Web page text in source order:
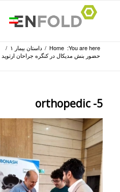
You are here:
Home
/ داستان بیمار ۱
/
حضور بنش مدیکال در کنگره جراحان ارتوپد مهر
orthopedic -5